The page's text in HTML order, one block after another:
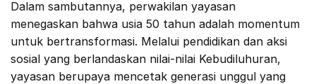
Dalam sambutannya, perwakilan yayasan
menegaskan bahwa usia 50 tahun adalah momentum
untuk bertransformasi. Melalui pendidikan dan aksi
sosial yang berlandaskan nilai-nilai Kebudiluhuran,
yayasan berupaya mencetak generasi unggul yang